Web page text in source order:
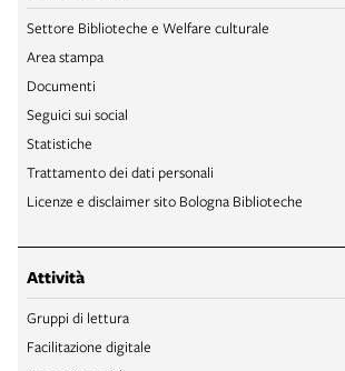
Settore Biblioteche e Welfare culturale
Area stampa
Documenti
Seguici sui social
Statistiche
Trattamento dei dati personali
Licenze e disclaimer sito Bologna Biblioteche
Attività
Gruppi di lettura
Facilitazione digitale